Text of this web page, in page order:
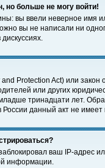
но больше не могу войти!
вы ввели неверное имя
вы не написали ни
Protection Act) или
или других
тринадцати лет.
России данный акт не
ваш IP-адрес
информации.